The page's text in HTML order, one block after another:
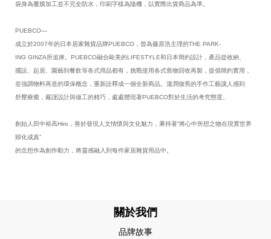
袋身為覆膜加工並不完全防水，印刷字樣為隨機，以實際出貨商品為準。
PUEBCO—
成立於2007年的日本居家雜貨品牌PUEBCO，曾為藤原浩主理的THE PARK-
ING GINZA所追捧。PUEBCO融合歐美的LIFESTYLE和日本簡約設計，產品從收納、
擺設、起居、園藝到餐飲等各式用品都有，挑戰使用各式舊物回收再製，提倡簡約實用，
並強調物料再造的環保概念，重新詮釋成一個全新商品。溫潤做舊的手作工藝讓人感到
舒壓療癒，嚴謹設計與做工的精巧，處處體現著PUEBCO對於生活的考究態度。
創始人田中裕高Hiro，善於發現人文情懷與文化魅力，秉持著“將心中所想之物在現實世界
歸化成真”
的念想作為創作動力，將靈感融入到每件家居雜貨用品中。
關於我們
品牌故事